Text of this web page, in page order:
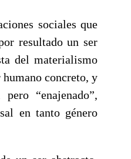
sociales que
resultado un ser
del materialismo
concreto, y
“enajenado”,
en tanto género